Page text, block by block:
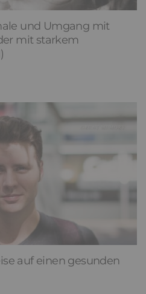
und Umgang mit
mit starkem
auf einen gesunden